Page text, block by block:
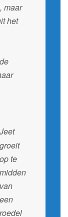
maar
het
Jeet
groeit
op te
midden
van
een
roedel